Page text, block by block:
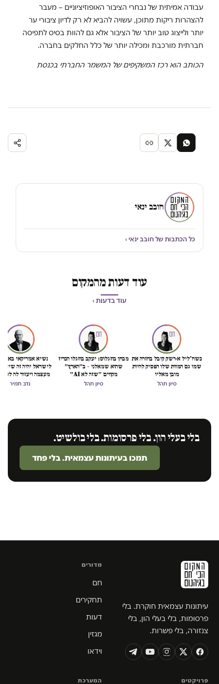
עבודה אמיתית של נבחרי הציבור האופוזיציוניים – מעבר
להצהרות ריקות מתוכן, עשויה להביא לא רק לדיון ציבורי ער
יותר ולייצוג טוב יותר של הציבור אלא גם להוות בסיס לתפיסה
חברתית מורכבת ומכילה יותר של כלל החלקים בחברה.
הכותב הוא רכז המשקיפים של המשמר החברתי בכנסת
חובב ינאי
כל הכתבות של חובב ינאי ›
עוד דעות מהמקום
עוד בדעות ›
כשח'ליל א-רשק קיבל בחזרה את
שמו גם המוות שלו הפסיק להיות
מובן מאליו
סיון תהל
מבחן בוזגלוס: יעקב בוזגלו הכריז
שהוא שמאלני – ב״הארץ״
מקווים ״שזה לא AI״
סיון תהל
נשיא אמריקאי באמת
לישראל יהיה זה
מעצמה ויעזור לה
הכיבוש
נדב תמיר
בלי בעלי הון. בלי פרסומות. בלי בולשיט.
תמכו בעיתונות עצמאית. בלי פחד
עיתונות עצמאית חוקרת. בלי
פרסומות, בלי בעלי הון, בלי
צנזורה, בלי פשרות.
מדורים
חם
תחקירים
דעות
מגזין
וידאו
פרויקטים המערכת